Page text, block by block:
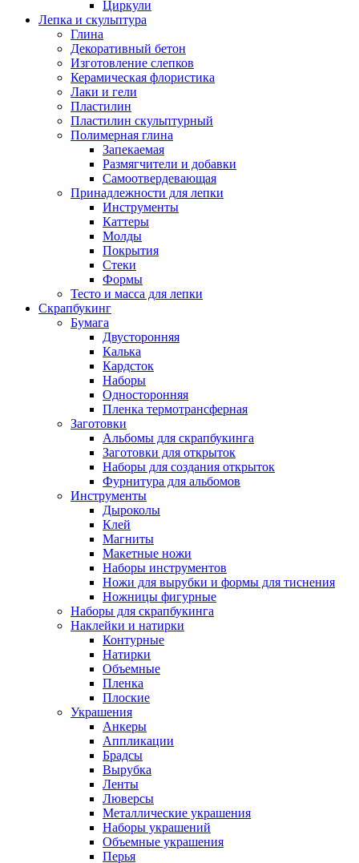
Циркули
Лепка и скульптура
Глина
Декоративный бетон
Изготовление слепков
Керамическая флористика
Лаки и гели
Пластилин
Пластилин скульптурный
Полимерная глина
Запекаемая
Размягчители и добавки
Самоотвердевающая
Принадлежности для лепки
Инструменты
Каттеры
Молды
Покрытия
Стеки
Формы
Тесто и масса для лепки
Скрапбукинг
Бумага
Двусторонняя
Калька
Кардсток
Наборы
Односторонняя
Пленка термотрансферная
Заготовки
Альбомы для скрапбукинга
Заготовки для открыток
Наборы для создания открыток
Фурнитура для альбомов
Инструменты
Дыроколы
Клей
Магниты
Макетные ножи
Наборы инструментов
Ножи для вырубки и формы для тиснения
Ножницы фигурные
Наборы для скрапбукинга
Наклейки и натирки
Контурные
Натирки
Объемные
Пленка
Плоские
Украшения
Анкеры
Аппликации
Брадсы
Вырубка
Ленты
Люверсы
Металлические украшения
Наборы украшений
Объемные украшения
Перья